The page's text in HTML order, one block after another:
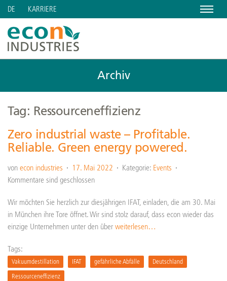
Menu
DE KARRIERE
Archiv
Tag: Ressourceneffizienz
Zero industrial waste – Profitable.
Reliable. Green energy powered.
von econ industries 17. Mai 2022 Kategorie: Events
Kommentare sind geschlossen
Wir möchten Sie herzlich zur diesjährigen IFAT, einladen, die am 30. Mai
in München ihre Tore öffnet. Wir sind stolz darauf, dass econ wieder das
einzige Unternehmen unter den über weiterlesen…
Tags:
Vakuumdestillation IFAT gefährliche Abfälle
Deutschland
Ressourceneffizienz